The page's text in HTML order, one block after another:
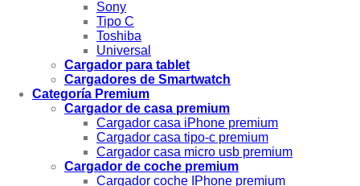
Sony
Tipo C
Toshiba
Universal
Cargador para tablet
Cargadores de Smartwatch
Categoría Premium
Cargador de casa premium
Cargador casa iPhone premium
Cargador casa tipo-c premium
Cargador casa micro usb premium
Cargador de coche premium
Cargador coche IPhone premium